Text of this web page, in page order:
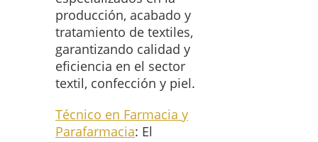
producción, acabado y
tratamiento de textiles,
garantizando calidad y
eficiencia en el sector
textil, confección y piel.
Técnico en Farmacia y
Parafarmacia: El